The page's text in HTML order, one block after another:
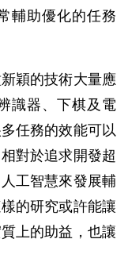
輔助優化的任務
穎的技術大量應
識器、下棋及電
任務的效能可以
對於追求開發超
工智慧來發展輔
的研究或許能讓
上的助益，也讓